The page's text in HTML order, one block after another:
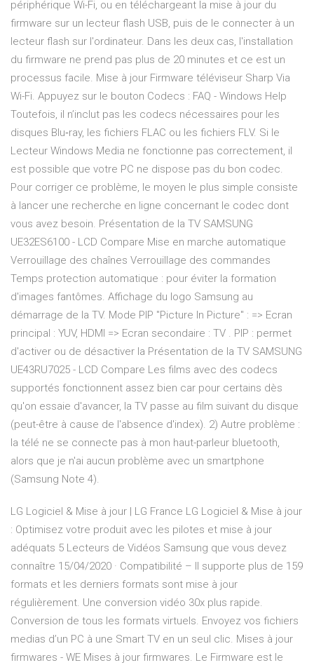
périphérique Wi-Fi, ou en téléchargeant la mise à jour du
firmware sur un lecteur flash USB, puis de le connecter à un
lecteur flash sur l'ordinateur. Dans les deux cas, l'installation
du firmware ne prend pas plus de 20 minutes et ce est un
processus facile. Mise à jour Firmware téléviseur Sharp Via
Wi-Fi. Appuyez sur le bouton Codecs : FAQ - Windows Help
Toutefois, il n’inclut pas les codecs nécessaires pour les
disques Blu‑ray, les fichiers FLAC ou les fichiers FLV. Si le
Lecteur Windows Media ne fonctionne pas correctement, il
est possible que votre PC ne dispose pas du bon codec.
Pour corriger ce problème, le moyen le plus simple consiste
à lancer une recherche en ligne concernant le codec dont
vous avez besoin. Présentation de la TV SAMSUNG
UE32ES6100 - LCD Compare Mise en marche automatique
Verrouillage des chaînes Verrouillage des commandes
Temps protection automatique : pour éviter la formation
d'images fantômes. Affichage du logo Samsung au
démarrage de la TV. Mode PIP "Picture In Picture" : => Ecran
principal : YUV, HDMI => Ecran secondaire : TV . PIP : permet
d'activer ou de désactiver la Présentation de la TV SAMSUNG
UE43RU7025 - LCD Compare Les films avec des codecs
supportés fonctionnent assez bien car pour certains dès
qu'on essaie d'avancer, la TV passe au film suivant du disque
(peut-être à cause de l'absence d'index). 2) Autre problème :
la télé ne se connecte pas à mon haut-parleur bluetooth,
alors que je n'ai aucun problème avec un smartphone
(Samsung Note 4).
LG Logiciel & Mise à jour | LG France LG Logiciel & Mise à jour
: Optimisez votre produit avec les pilotes et mise à jour
adéquats 5 Lecteurs de Vidéos Samsung que vous devez
connaître 15/04/2020 · Compatibilité – Il supporte plus de 159
formats et les derniers formats sont mise à jour
régulièrement. Une conversion vidéo 30x plus rapide.
Conversion de tous les formats virtuels. Envoyez vos fichiers
medias d’un PC à une Smart TV en un seul clic. Mises à jour
firmwares - WE Mises à jour firmwares. Le Firmware est le